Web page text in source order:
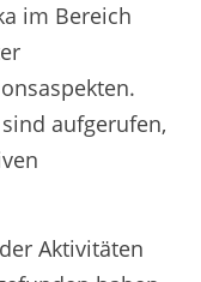
im Bereich
aufgerufen,
Aktivitäten